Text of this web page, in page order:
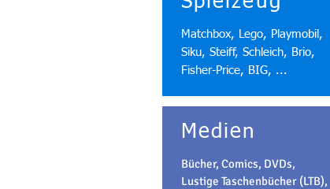
Matchbox, Lego, Playmobil,
Siku, Steiff, Schleich, Brio,
Fisher-Price, BIG, ...
Medien
Bücher, Comics, DVDs,
Lustige Taschenbücher (LTB),